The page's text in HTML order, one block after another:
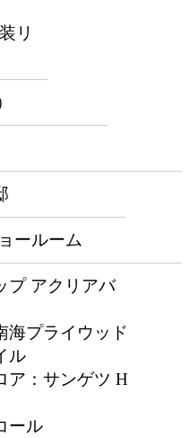
リ
ールーム
プ アクリアバ
海プライウッド
ル
ア：サンゲツ H
ール